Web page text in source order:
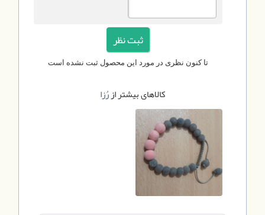
تا کنون نظری در مورد این محصول ثبت نشده است
کالاهای بیشتر ازرُزا